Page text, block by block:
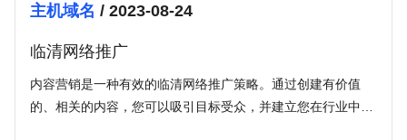
主机域名/ 2023-08-24
临清网络推广
内容营销是一种有效的临清网络推广策略。通过创建有价值
的、相关的内容，您可以吸引目标受众，并建立您在行业中的